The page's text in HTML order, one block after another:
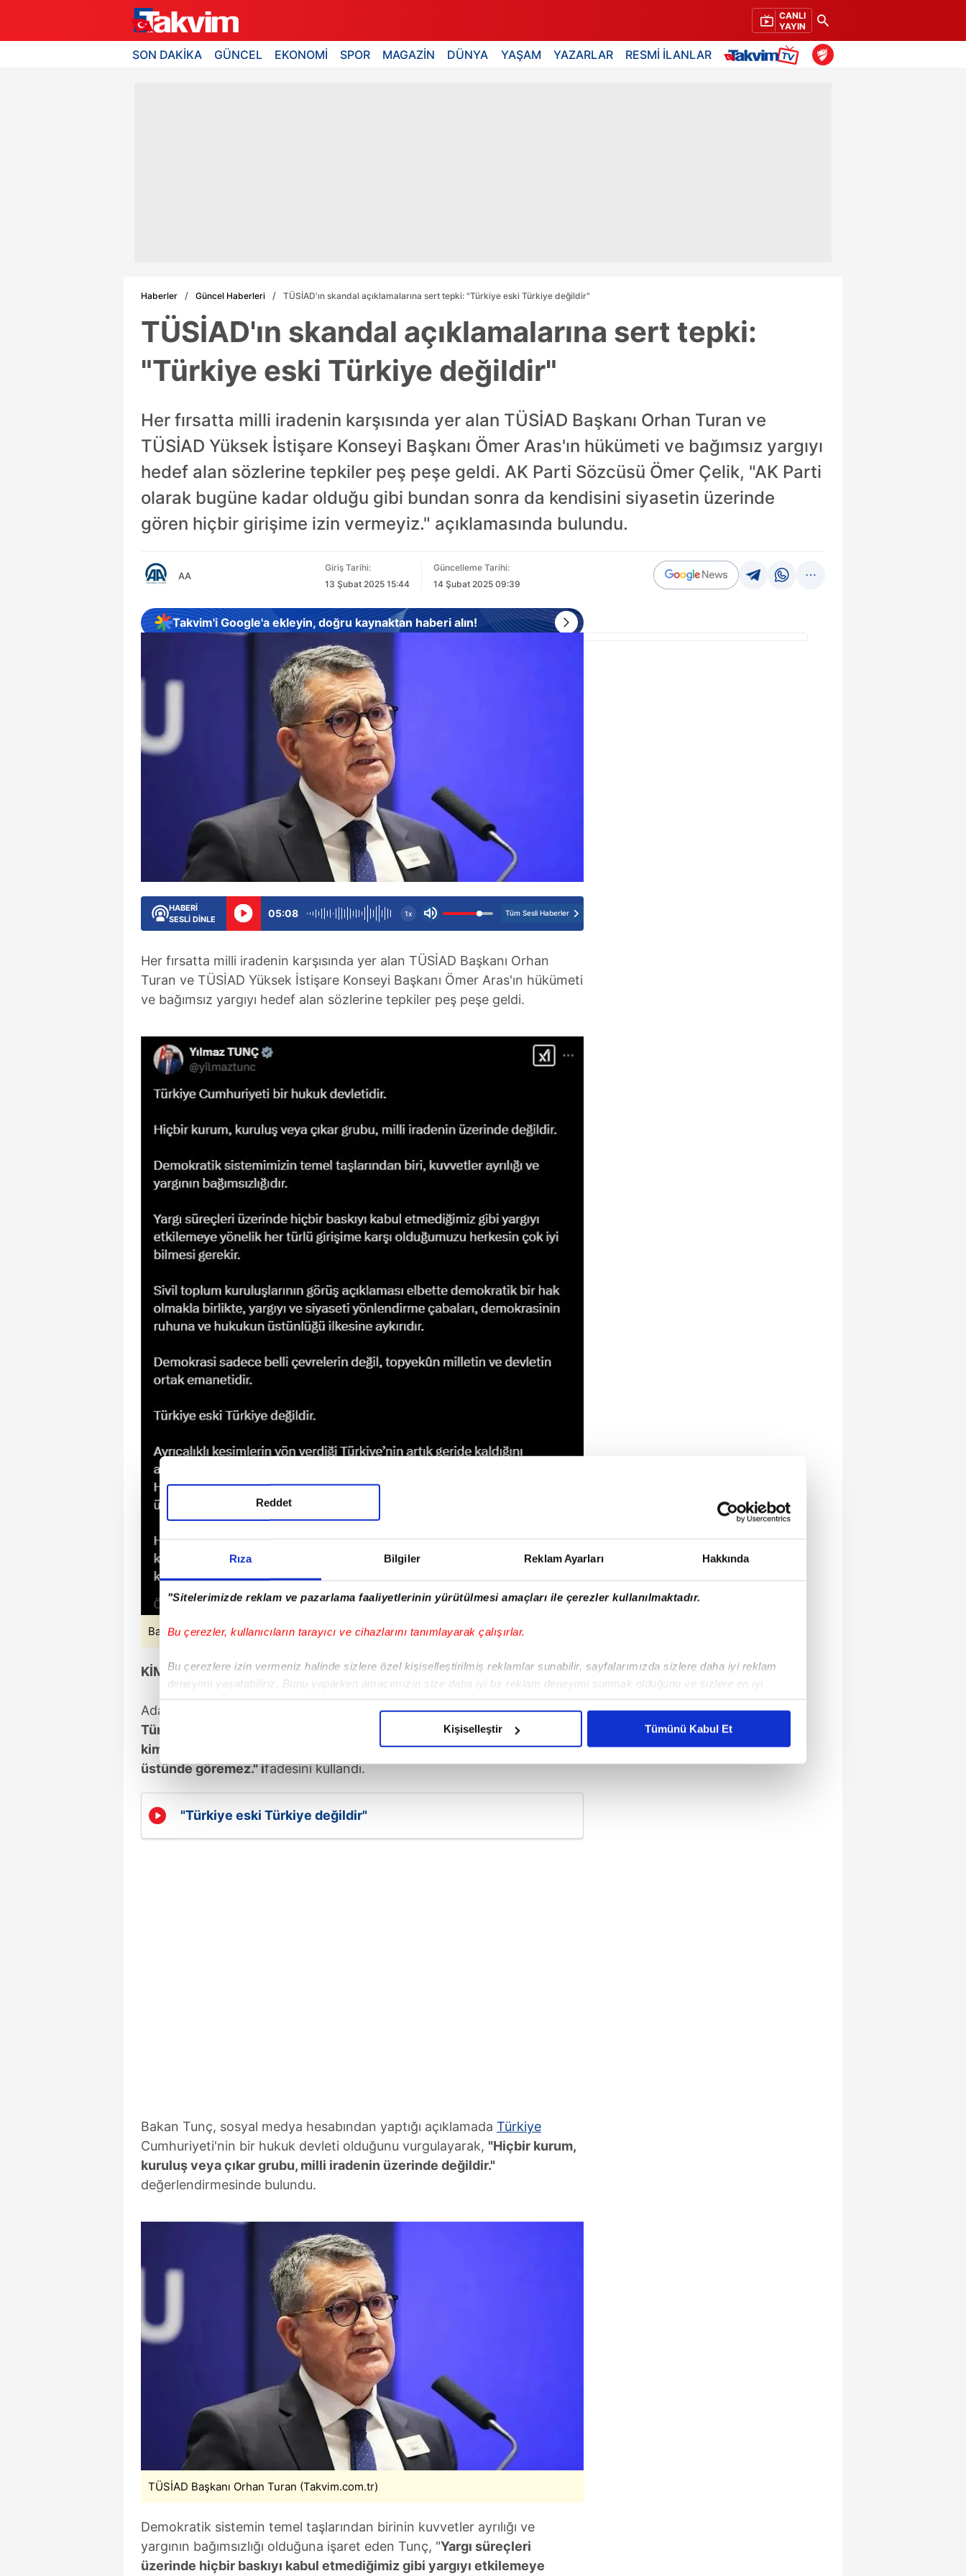
Rıza Bilgiler Reklam Ayarları Hakkında
"Sitelerimizde reklam ve pazarlama faaliyetlerinin yürütülmesi amaçları ile çerezler kullanılmaktadır.
Bu çerezler, kullanıcıların tarayıcı ve cihazlarını tanımlayarak çalışırlar.
Bu çerezlere izin vermeniz halinde sizlere özel kişiselleştirilmiş reklamlar sunabilir, sayfalarımızda sizlere daha iyi reklam
deneyimi yaşatabiliriz. Bunu yaparken amacımızın size daha iyi bir reklam deneyimi sunmak olduğunu ve sizlere en iyi
içerikleri sunabilmek adına elimizden gelen çabayı gösterdiğimizi ve bu noktada, reklamların maliyetlerimizi karşılamak
amacıyla kullanılmaktadır. Diğer çerezler, sitemizin daha işlevsel kılınması ve kişiselleştirilmesi ve sizlere yönelik
reklam/pazarlama faaliyetlerinin yapılması, amaçlarıyla sınırlı olarak açık rızanız dahilinde kullanılacaktır.
Reddet
Kişiselleştir Tümünü Kabul Et
CANLI
YAYIN
SON DAKİKA GÜNCEL EKONOMİ SPOR MAGAZİN DÜNYA YAŞAM YAZARLAR RESMİ İLANLAR
Haberler Güncel Haberleri TÜSİAD'ın skandal açıklamalarına sert tepki: "Türkiye eski Türkiye değildir"
TÜSİAD'ın skandal açıklamalarına sert tepki:
"Türkiye eski Türkiye değildir"
Her fırsatta milli iradenin karşısında yer alan TÜSİAD Başkanı Orhan Turan ve
TÜSİAD Yüksek İstişare Konseyi Başkanı Ömer Aras'ın hükümeti ve bağımsız yargıyı
hedef alan sözlerine tepkiler peş peşe geldi. AK Parti Sözcüsü Ömer Çelik, "AK Parti
olarak bugüne kadar olduğu gibi bundan sonra da kendisini siyasetin üzerinde
gören hiçbir girişime izin vermeyiz." açıklamasında bulundu.
AA
Giriş Tarihi:
13 Şubat 2025 15:44
Güncelleme Tarihi:
14 Şubat 2025 09:39
Takvim'i Google'a ekleyin, doğru kaynaktan haberi alın!
HABERİ
SESLİ DİNLE
05:08 1x Tüm Sesli Haberler
Her fırsatta milli iradenin karşısında yer alan TÜSİAD Başkanı Orhan
Turan ve TÜSİAD Yüksek İstişare Konseyi Başkanı Ömer Aras'ın hükümeti
ve bağımsız yargıyı hedef alan sözlerine tepkiler peş peşe geldi.
Bakan Tunç'un paylaşımı (Sosyal medya)
KİMSE HUKUKUN ÜSTÜNDE DEĞİL
Adalet Bakanı
"Ayrıcalıklı kesimlerin yön verdiği
Türkiye'nin artık geride kaldığını anlamayanlar şunu bilmelidir ki; hiç
kimse veya hiçbir kuruluş, kendisini milletin iradesinin ve hukukun
üstünde göremez." ifadesini kullandı.
"Türkiye eski Türkiye değildir"
Bakan Tunç, sosyal medya hesabından yaptığı açıklamada Türkiye
Cumhuriyeti'nin bir hukuk devleti olduğunu vurgulayarak, "Hiçbir kurum,
kuruluş veya çıkar grubu, milli iradenin üzerinde değildir."
değerlendirmesinde bulundu.
TÜSİAD Başkanı Orhan Turan (Takvim.com.tr)
Demokratik sistemin temel taşlarından birinin kuvvetler ayrılığı ve
yargının bağımsızlığı olduğuna işaret eden Tunç, "Yargı süreçleri
üzerinde hiçbir baskıyı kabul etmediğimiz gibi yargıyı etkilemeye